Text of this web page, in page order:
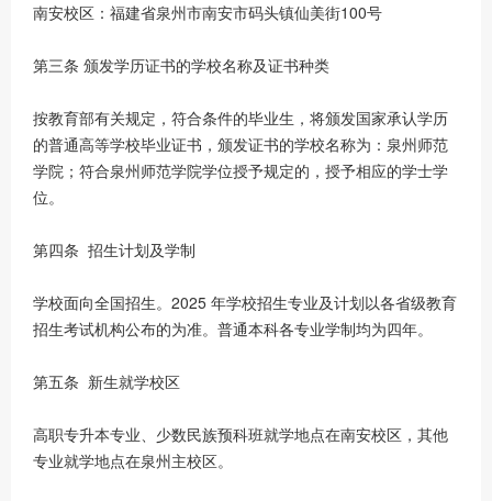
南安校区：福建省泉州市南安市码头镇仙美街100号
第三条 颁发学历证书的学校名称及证书种类
按教育部有关规定，符合条件的毕业生，将颁发国家承认学历
的普通高等学校毕业证书，颁发证书的学校名称为：泉州师范
学院；符合泉州师范学院学位授予规定的，授予相应的学士学
位。
第四条 招生计划及学制
学校面向全国招生。2025 年学校招生专业及计划以各省级教育
招生考试机构公布的为准。普通本科各专业学制均为四年。
第五条 新生就学校区
高职专升本专业、少数民族预科班就学地点在南安校区，其他
专业就学地点在泉州主校区。